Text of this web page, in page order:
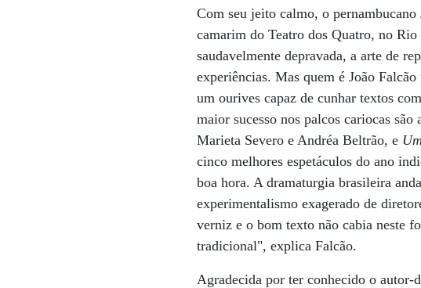
Com seu jeito calmo, o pernambucano
camarim do Teatro dos Quatro, no
saudavelmente depravada, a arte de
experiências. Mas quem é João
um ourives capaz de cunhar textos
maior sucesso nos palcos cariocas
Marieta Severo e Andréa Beltrão, e
cinco melhores espetáculos do ano
boa hora. A dramaturgia brasileira
experimentalismo exagerado de
verniz e o bom texto não cabia neste
tradicional", explica Falcão.
Agradecida por ter conhecido o autor-